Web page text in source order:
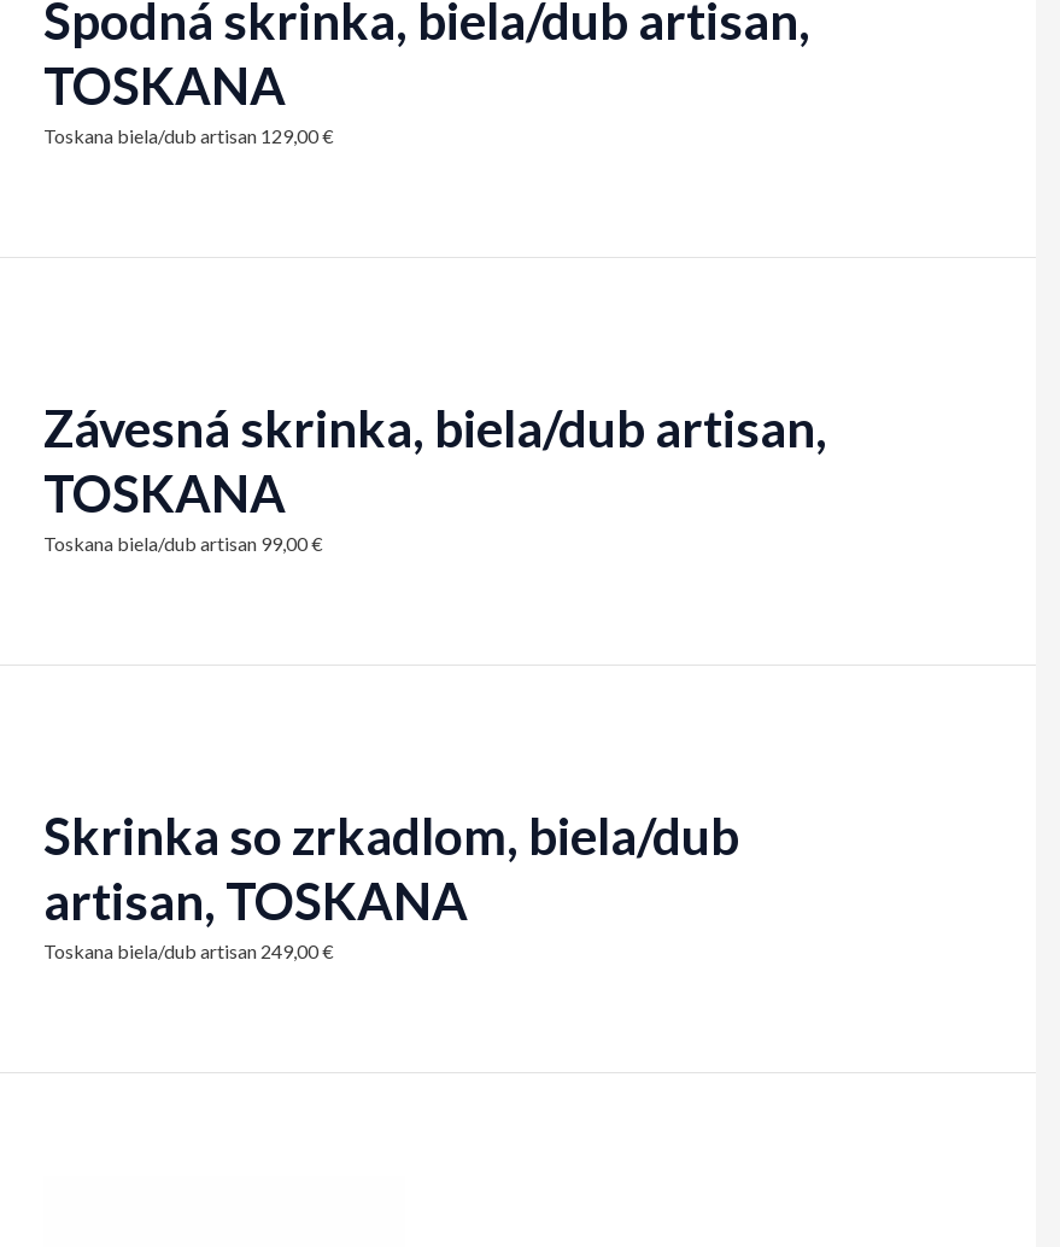
Spodná skrinka, biela/dub artisan,
TOSKANA
Toskana biela/dub artisan 129,00€
Závesná skrinka, biela/dub artisan,
TOSKANA
Toskana biela/dub artisan 99,00€
Skrinka so zrkadlom, biela/dub
artisan, TOSKANA
Toskana biela/dub artisan 249,00€